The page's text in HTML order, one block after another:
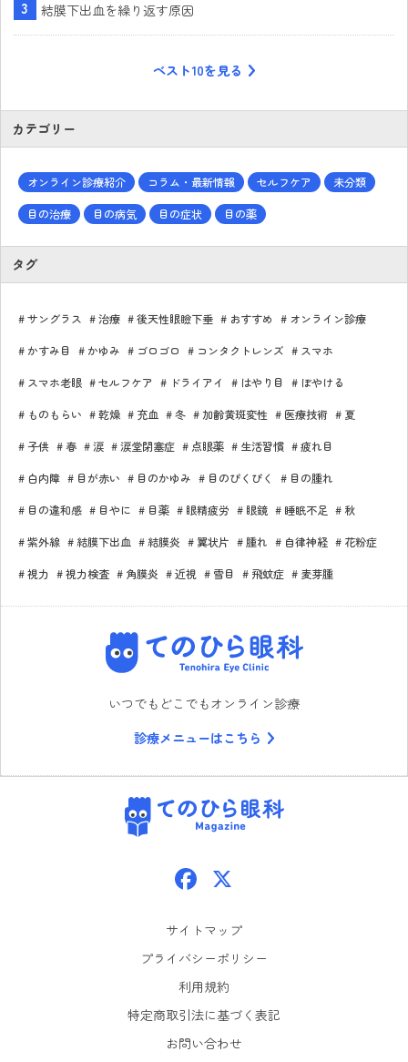
結膜下出血を繰り返す原因
ベスト10を見る
カテゴリー
オンライン診療紹介 コラム・最新情報 セルフケア 未分類
目の治療 目の病気 目の症状 目の薬
タグ
サングラス 治療 後天性眼瞼下垂 おすすめ オンライン診療
かすみ目 かゆみ ゴロゴロ コンタクトレンズ スマホ
スマホ老眼 セルフケア ドライアイ はやり目 ぼやける
ものもらい 乾燥 充血 冬 加齢黄斑変性 医療技術 夏
子供 春 涙 涙堂閉塞症 点眼薬 生活習慣 疲れ目
白内障 目が赤い 目のかゆみ 目のぴくぴく 目の腫れ
目の違和感 目やに 目薬 眼精疲労 眼鏡 睡眠不足 秋
紫外線 結膜下出血 結膜炎 翼状片 腫れ 自律神経 花粉症
視力 視力検査 角膜炎 近視 雪目 飛蚊症 麦芽腫
てのひら眼科
いつでもどこでもオンライン診療
診療メニューはこちら
てのひら眼科
Facebook
サイトマップ
プライバシーポリシー
利用規約
特定商取引法に基づく表記
お問い合わせ